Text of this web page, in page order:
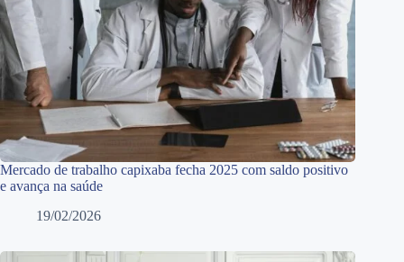
Mercado de trabalho capixaba fecha 2025 com saldo positivo
e avança na saúde
19/02/2026